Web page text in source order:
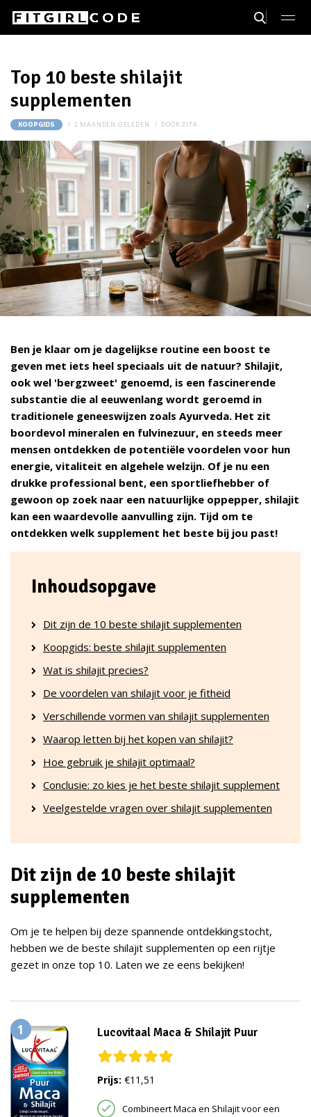
Top 10 beste shilajit
supplementen
KOOPGIDS 2 MAANDEN GELEDEN DOOR ZITA
Ben je klaar om je dagelijkse routine een boost te
geven met iets heel speciaals uit de natuur? Shilajit,
ook wel 'bergzweet' genoemd, is een fascinerende
substantie die al eeuwenlang wordt geroemd in
traditionele geneeswijzen zoals Ayurveda. Het zit
boordevol mineralen en fulvinezuur, en steeds meer
mensen ontdekken de potentiële voordelen voor hun
energie, vitaliteit en algehele welzijn. Of je nu een
drukke professional bent, een sportliefhebber of
gewoon op zoek naar een natuurlijke oppepper, shilajit
kan een waardevolle aanvulling zijn. Tijd om te
ontdekken welk supplement het beste bij jou past!
Inhoudsopgave
Dit zijn de 10 beste shilajit supplementen
Koopgids: beste shilajit supplementen
Wat is shilajit precies?
De voordelen van shilajit voor je fitheid
Verschillende vormen van shilajit supplementen
Waarop letten bij het kopen van shilajit?
Hoe gebruik je shilajit optimaal?
Conclusie: zo kies je het beste shilajit supplement
Veelgestelde vragen over shilajit supplementen
Dit zijn de 10 beste shilajit
supplementen
Om je te helpen bij deze spannende ontdekkingstocht,
hebben we de beste shilajit supplementen op een rijtje
gezet in onze top 10. Laten we ze eens bekijken!
1 Lucovitaal Maca & Shilajit Puur
Prijs: €11,51
Combineert Maca en Shilajit voor een